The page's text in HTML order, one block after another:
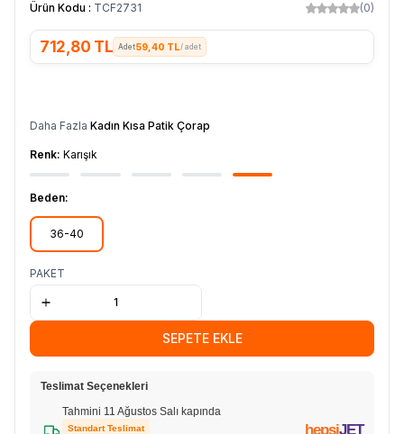
Ürün Kodu : TCF2731 (0)
712,80 TL 59,40 TL/ adet
Daha Fazla Kadın Kısa Patik Çorap
Renk: Karışık
Beden:
36-40
PAKET
SEPETE EKLE
Teslimat Seçenekleri
Tahmini 11 Ağustos Salı kapında
Standart Teslimat hepsiJET